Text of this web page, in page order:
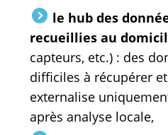
le hub des
recueillies au
capteurs, etc.) : des
difficiles à récupérer
externalise
après analyse locale,